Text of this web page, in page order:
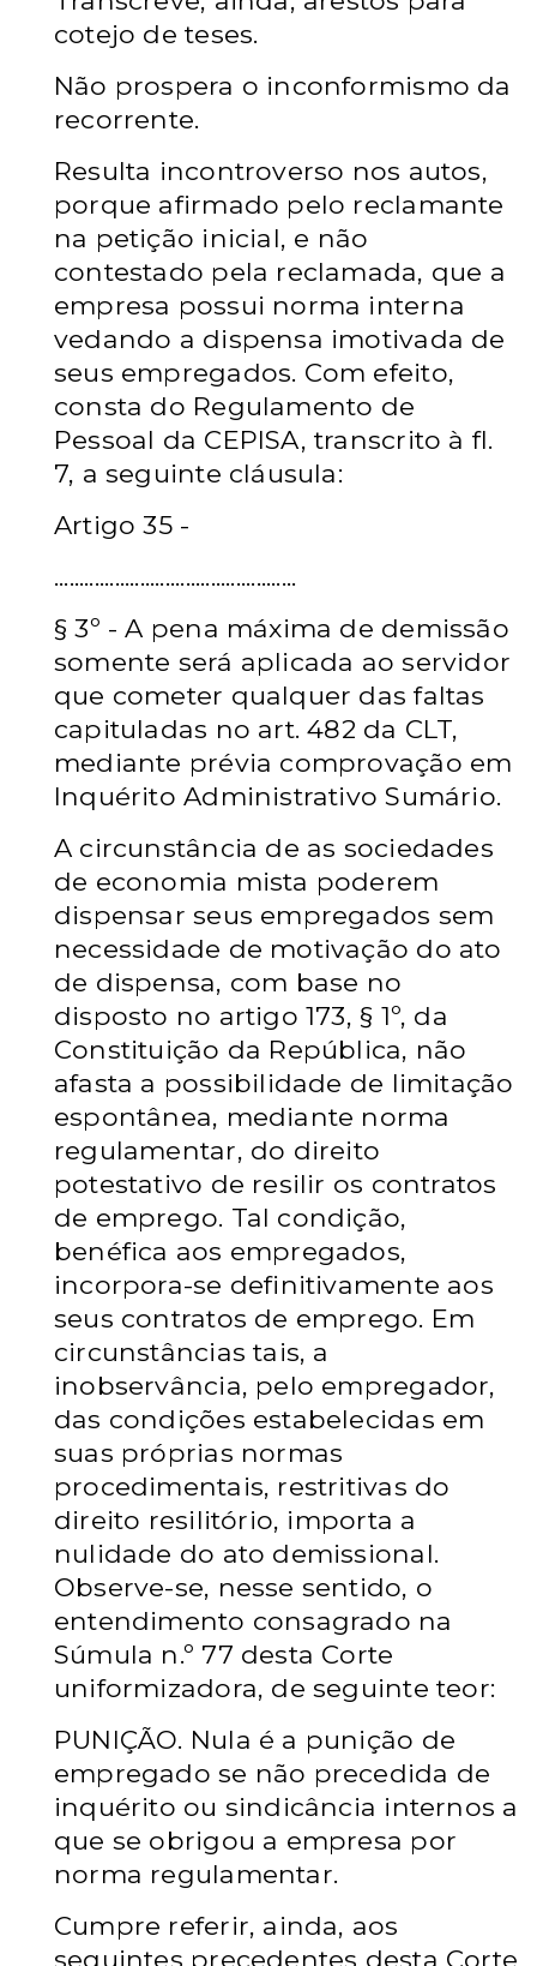
cotejo de teses.
Não prospera o inconformismo da
recorrente.
Resulta incontroverso nos autos,
porque afirmado pelo reclamante
na petição inicial, e não
contestado pela reclamada, que a
empresa possui norma interna
vedando a dispensa imotivada de
seus empregados. Com efeito,
consta do Regulamento de
Pessoal da CEPISA, transcrito à fl.
7, a seguinte cláusula:
Artigo 35 -
................................................
§ 3º - A pena máxima de demissão
somente será aplicada ao servidor
que cometer qualquer das faltas
capituladas no art. 482 da CLT,
mediante prévia comprovação em
Inquérito Administrativo Sumário.
A circunstância de as sociedades
de economia mista poderem
dispensar seus empregados sem
necessidade de motivação do ato
de dispensa, com base no
disposto no artigo 173, § 1º, da
Constituição da República, não
afasta a possibilidade de limitação
espontânea, mediante norma
regulamentar, do direito
potestativo de resilir os contratos
de emprego. Tal condição,
benéfica aos empregados,
incorpora-se definitivamente aos
seus contratos de emprego. Em
circunstâncias tais, a
inobservância, pelo empregador,
das condições estabelecidas em
suas próprias normas
procedimentais, restritivas do
direito resilitório, importa a
nulidade do ato demissional.
Observe-se, nesse sentido, o
entendimento consagrado na
Súmula n.º 77 desta Corte
uniformizadora, de seguinte teor:
PUNIÇÃO. Nula é a punição de
empregado se não precedida de
inquérito ou sindicância internos a
que se obrigou a empresa por
norma regulamentar.
Cumpre referir, ainda, aos
seguintes precedentes desta Corte